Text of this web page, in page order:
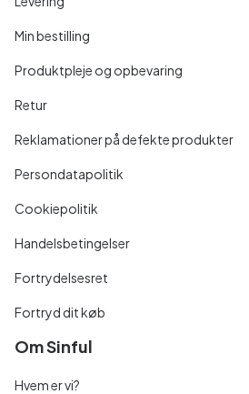
Min bestilling
Produktpleje og opbevaring
Retur
Reklamationer på defekte produkter
Persondatapolitik
Cookiepolitik
Handelsbetingelser
Fortrydelsesret
Fortryd dit køb
Om Sinful
Hvem er vi?